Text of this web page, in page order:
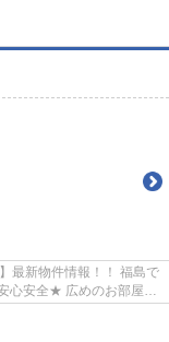
最新物件情報！！ 福島で
心安全★ 広めのお部屋ば